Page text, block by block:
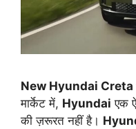
New Hyundai
मार्केट में, Hyundai एक
की ज़रूरत नहीं है।